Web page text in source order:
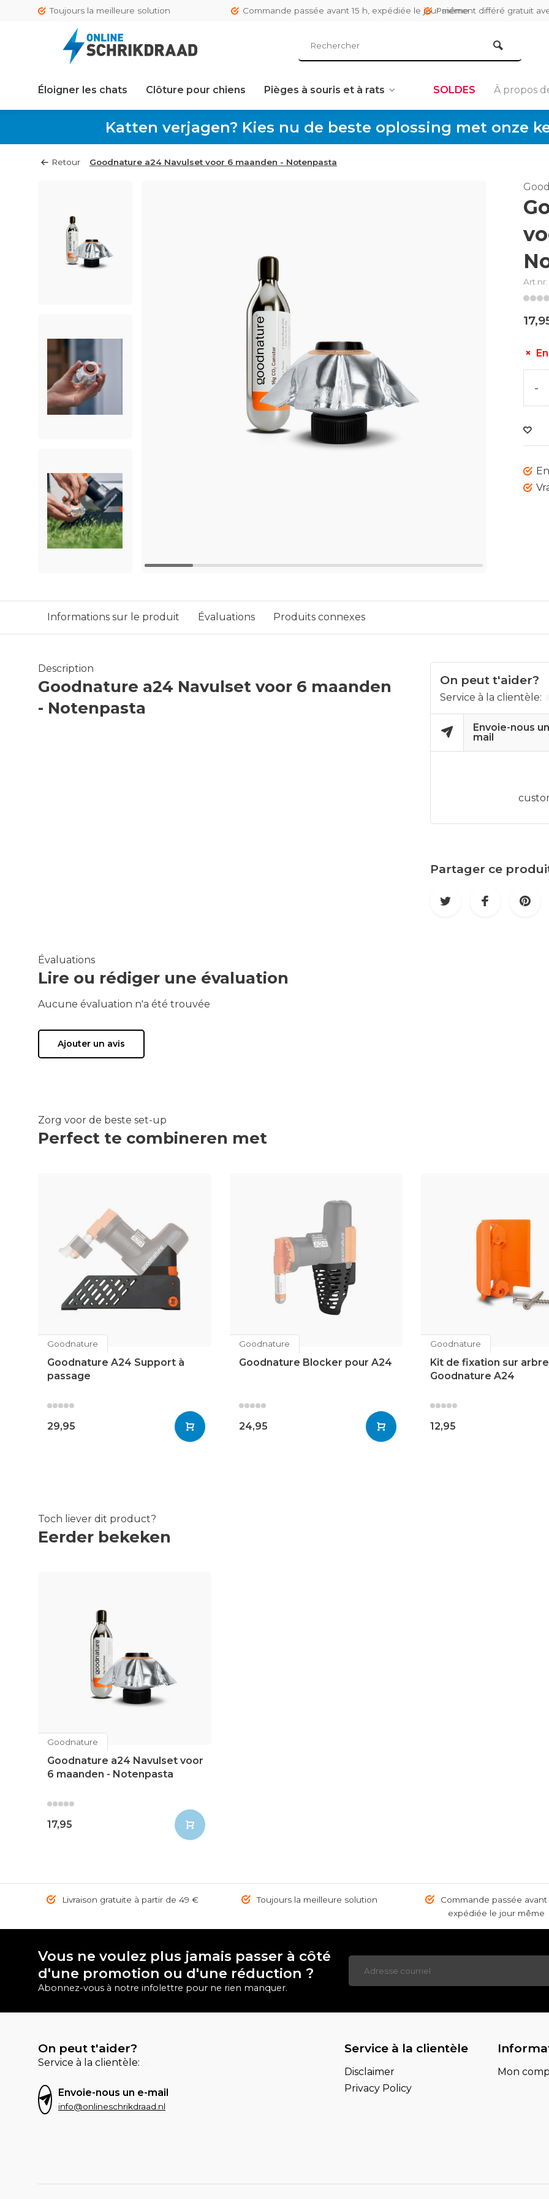
Toujours la meilleure solution Commande passée avant 15 h, expédiée le jour mêmePaiement différé gratuit
Éloigner les chats Clôture pour chiens Pièges à souris et à rats SOLDES À propos
Katten verjagen? Kies nu de beste oplossing met onze
Retour Goodnature a24 Navulset voor 6 maanden - Notenpasta
Art.nr:
-
Informations sur le produit Évaluations Produits connexes
Description
Goodnature a24 Navulset voor 6 maanden
- Notenpasta
On peut t'aider?
Service à la clientèle:
Envoie-nous
mail
Partager ce
Évaluations
Lire ou rédiger une évaluation
Aucune évaluation n'a été trouvée
Ajouter un avis
Zorg voor de beste set-up
Perfect te combineren met
Goodnature
Goodnature A24 Support à
passage
29,95
Goodnature
Goodnature Blocker pour A24
24,95
Goodnature
Kit de fixation sur arbre
Goodnature A24
12,95
Toch liever dit product?
Eerder bekeken
Goodnature
Goodnature a24 Navulset voor
6 maanden - Notenpasta
17,95
Livraison gratuite à partir de 49 € Toujours la meilleure solution
Commande passée avant
expédiée le jour même
Vous ne voulez plus jamais passer à côté
d'une promotion ou d'une réduction ?
Abonnez-vous à notre infolettre pour ne rien manquer.
On peut t'aider?
Service à la clientèle:
Envoie-nous un e-mail
info@onlineschrikdraad.nl
Service à la clientèle
Disclaimer
Privacy Policy
Mon